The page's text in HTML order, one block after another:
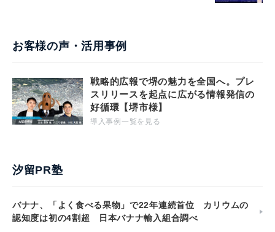
お客様の声・活用事例
戦略的広報で堺の魅力を全国へ。プレ
スリリースを起点に広がる情報発信の
好循環【堺市様】
導入事例一覧を見る
汐留PR塾
バナナ、「よく食べる果物」で22年連続首位 カリウムの
認知度は初の4割超 日本バナナ輸入組合調べ